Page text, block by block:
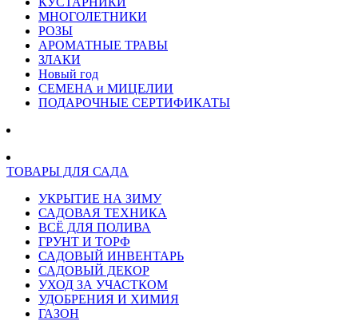
МНОГОЛЕТНИКИ
РОЗЫ
АРОМАТНЫЕ ТРАВЫ
ЗЛАКИ
Новый год
СЕМЕНА и МИЦЕЛИИ
ПОДАРОЧНЫЕ СЕРТИФИКАТЫ
ТОВАРЫ ДЛЯ САДА
УКРЫТИЕ НА ЗИМУ
САДОВАЯ ТЕХНИКА
ВСЁ ДЛЯ ПОЛИВА
ГРУНТ И ТОРФ
САДОВЫЙ ИНВЕНТАРЬ
САДОВЫЙ ДЕКОР
УХОД ЗА УЧАСТКОМ
УДОБРЕНИЯ И ХИМИЯ
ГАЗОН